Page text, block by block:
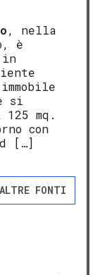
, nella
è
in
si
mq.
con
[…]
ALTRE FONTI